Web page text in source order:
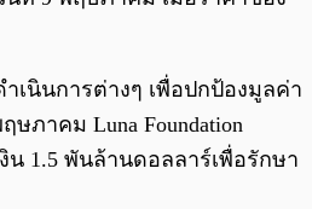
เนินการต่างๆ เพื่อปกป้องมูลค่า
ภาคม Luna Foundation
น 1.5 พันล้านดอลลาร์เพื่อรักษา